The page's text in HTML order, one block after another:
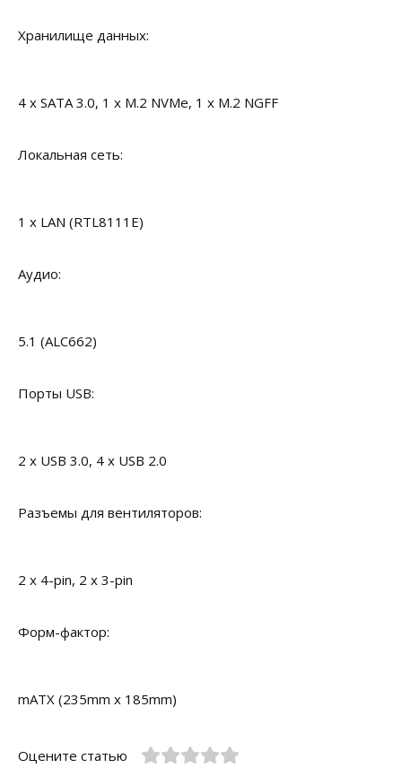
Хранилище данных:
4 x SATA 3.0, 1 x M.2 NVMe, 1 x M.2 NGFF
Локальная сеть:
1 x LAN (RTL8111E)
Аудио:
5.1 (ALC662)
Порты USB:
2 x USB 3.0, 4 x USB 2.0
Разъемы для вентиляторов:
2 x 4-pin, 2 x 3-pin
Форм-фактор:
mATX (235mm x 185mm)
Оцените статью